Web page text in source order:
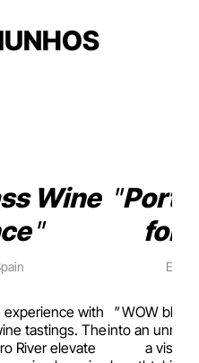
Wine
experience with
tastings. The
River elevate
for
WOW
into an
a visual